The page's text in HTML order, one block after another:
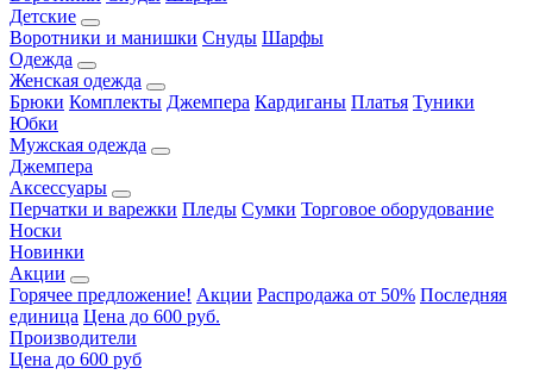
Детские
Воротники и манишки Снуды Шарфы
Одежда
Женская одежда
Брюки Комплекты Джемпера Кардиганы Платья Туники
Юбки
Мужская одежда
Джемпера
Аксессуары
Перчатки и варежки Пледы Сумки Торговое оборудование
Носки
Новинки
Акции
Горячее предложение! Акции Распродажа от 50% Последняя
единица Цена до 600 руб.
Производители
Цена до 600 руб